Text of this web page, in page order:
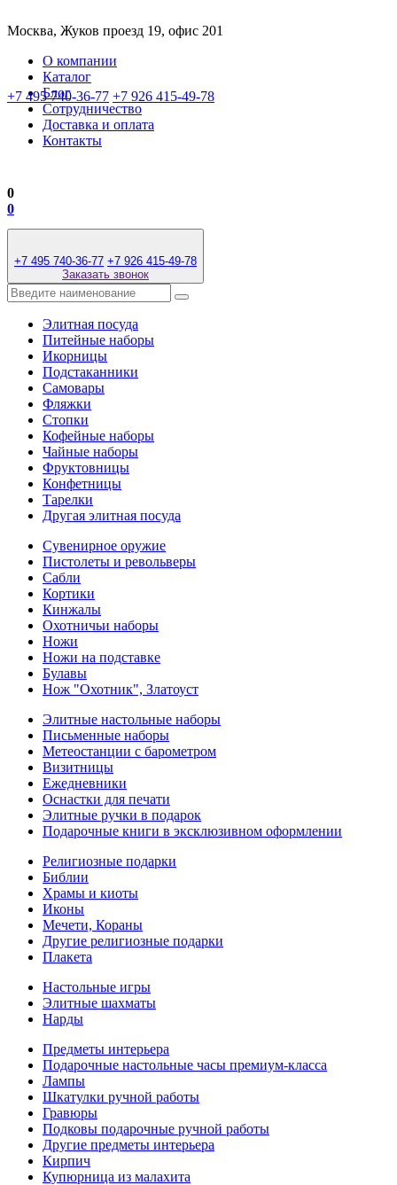
Москва, Жуков проезд 19, офис 201
О компании
Каталог
Блог
Сотрудничество
Доставка и оплата
Контакты
+7 495 740-36-77 +7 926 415-49-78
0
0
+7 495 740-36-77 +7 926 415-49-78
Заказать звонок
Элитная посуда
Питейные наборы
Икорницы
Подстаканники
Самовары
Фляжки
Стопки
Кофейные наборы
Чайные наборы
Фруктовницы
Конфетницы
Тарелки
Другая элитная посуда
Сувенирное оружие
Пистолеты и револьверы
Сабли
Кортики
Кинжалы
Охотничьи наборы
Ножи
Ножи на подставке
Булавы
Нож "Охотник", Златоуст
Элитные настольные наборы
Письменные наборы
Метеостанции с барометром
Визитницы
Ежедневники
Оснастки для печати
Элитные ручки в подарок
Подарочные книги в эксклюзивном оформлении
Религиозные подарки
Библии
Храмы и киоты
Иконы
Мечети, Кораны
Другие религиозные подарки
Плакета
Настольные игры
Элитные шахматы
Нарды
Предметы интерьера
Подарочные настольные часы премиум-класса
Лампы
Шкатулки ручной работы
Гравюры
Подковы подарочные ручной работы
Другие предметы интерьера
Кирпич
Купюрница из малахита